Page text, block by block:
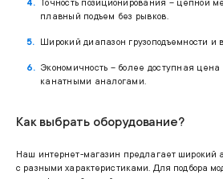
Точность позиционирования – цепной
плавный подъем без рывков.
Широкий диапазон грузоподъемности и
Экономичность – более доступная
канатными аналогами.
Как выбрать оборудование?
Наш интернет-магазин предлагает широкий
с разными характеристиками. Для подбора